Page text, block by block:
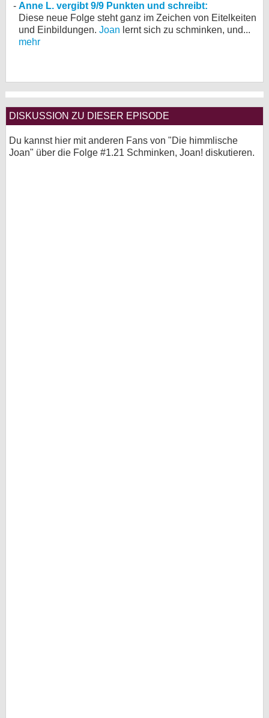
Anne L. vergibt 9/9 Punkten und schreibt:
Diese neue Folge steht ganz im Zeichen von Eitelkeiten
und Einbildungen. Joan lernt sich zu schminken, und...
mehr
DISKUSSION ZU DIESER EPISODE
Du kannst hier mit anderen Fans von "Die himmlische
Joan" über die Folge #1.21 Schminken, Joan! diskutieren.